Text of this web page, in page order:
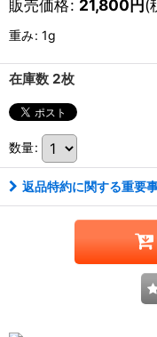
販売価格: 21,800円(
重み: 1g
在庫数 2枚
数量:
返品特約に関する重要